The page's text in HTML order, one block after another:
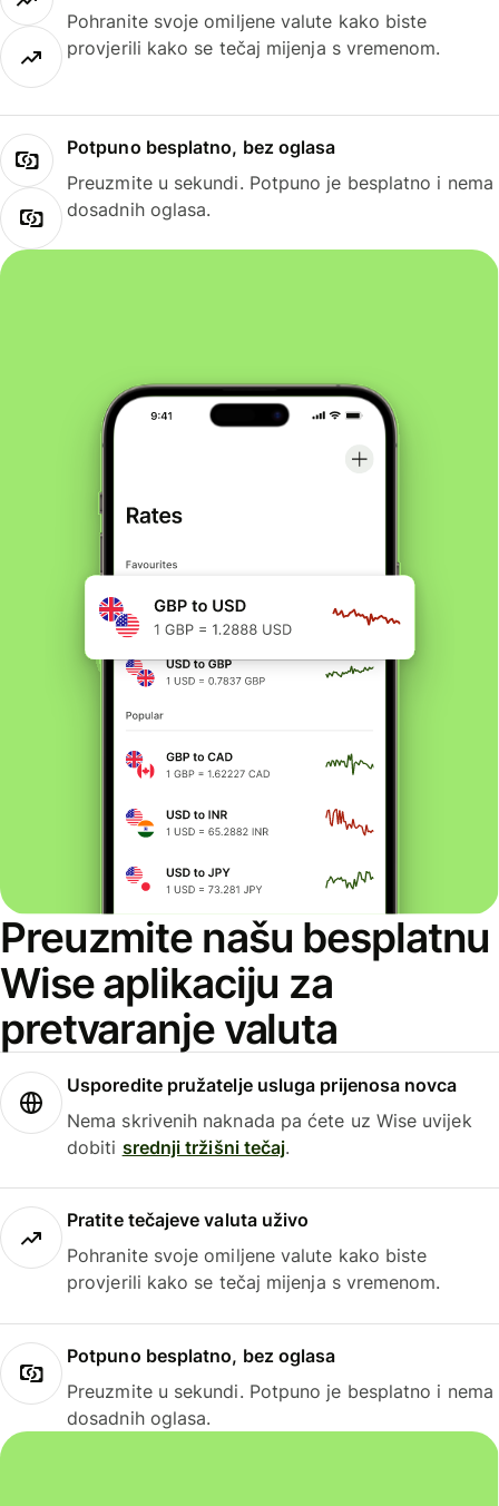
Pohranite svoje omiljene valute kako biste
provjerili kako se tečaj mijenja s vremenom.
Potpuno besplatno, bez oglasa
Preuzmite u sekundi. Potpuno je besplatno i nema
dosadnih oglasa.
Preuzmite našu besplatnu
Wise aplikaciju za
pretvaranje valuta
Usporedite pružatelje usluga prijenosa novca
Nema skrivenih naknada pa ćete uz Wise uvijek
dobiti srednji tržišni tečaj.
Pratite tečajeve valuta uživo
Pohranite svoje omiljene valute kako biste
provjerili kako se tečaj mijenja s vremenom.
Potpuno besplatno, bez oglasa
Preuzmite u sekundi. Potpuno je besplatno i nema
dosadnih oglasa.